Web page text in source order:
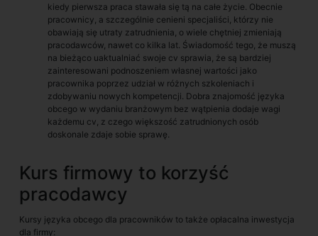
kiedy pierwsza praca stawała się tą na całe życie. Obecnie
pracownicy, a szczególnie cenieni specjaliści, którzy nie
obawiają się utraty zatrudnienia, o wiele chętniej zmieniają
pracodawców, nawet co kilka lat. Świadomość tego, że muszą
na bieżąco uaktualniać swoje cv sprawia, że są bardziej
zainteresowani podnoszeniem własnej wartości jako
pracownika poprzez udział w różnych szkoleniach i
zdobywaniu nowych kompetencji. Dobra znajomość języka
obcego w wydaniu branżowym bez wątpienia dodaje wagi
każdemu cv, z czego większość zatrudnionych osób
doskonale zdaje sobie sprawę.
Kurs firmowy to korzyść
pracodawcy
Kursy języka obcego dla pracowników to także opłacalna inwestycja
dla firmy: